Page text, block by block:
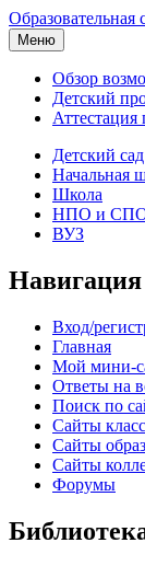
Образовательная
Меню
Обзор
Детский
Аттестация
Детский сад
Начальная
Школа
НПО и
ВУЗ
Навигация
Вход/
Главная
Мой мини-
Ответы на
Поиск по
Сайты
Сайты
Сайты
Форумы